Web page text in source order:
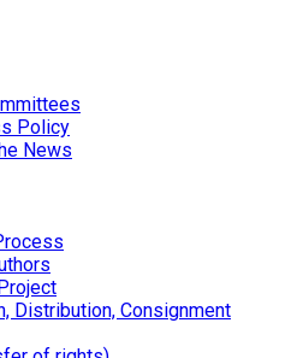
Policy
News
Distribution, Consignment